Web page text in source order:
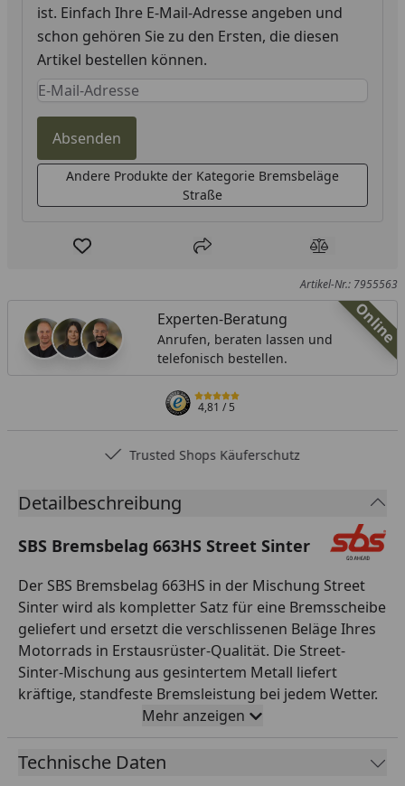
ist. Einfach Ihre E-Mail-Adresse angeben und
schon gehören Sie zu den Ersten, die diesen
Artikel bestellen können.
Keine Eingabe erforderlich
Eingabe erforderlich
Absenden
Andere Produkte der Kategorie Bremsbeläge
Straße
Produkt zur Wunschliste hinzufügen
Teilen Produkt
Artikel-Nr.: 7955563
Online
Experten-Beratung
Anrufen, beraten lassen und
telefonisch bestellen.
4,81/ 5
Trusted Shops Käuferschutz
Detailbeschreibung
SBS Bremsbelag 663HS Street Sinter
Der SBS Bremsbelag 663HS in der Mischung Street
Sinter wird als kompletter Satz für eine Bremsscheibe
geliefert und ersetzt die verschlissenen Beläge Ihres
Motorrads in Erstausrüster-Qualität. Die Street-
Sinter-Mischung aus gesintertem Metall liefert
kräftige, standfeste Bremsleistung bei jedem Wetter.
Sintermetall-Beläge punkten mit konstantem
Reibwert auch bei Nässe und hohen Temperaturen,
langer Lebensdauer und hoher Belastbarkeit – ideal
Mehr anzeigen
Technische Daten